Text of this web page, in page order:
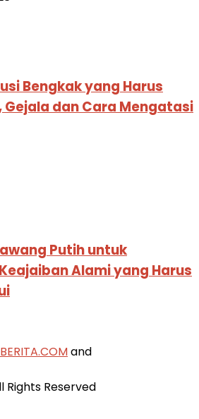
Bengkak yang Harus
Gejala dan Cara Mengatasi
Putih untuk
Alami yang Harus
and
Rights Reserved